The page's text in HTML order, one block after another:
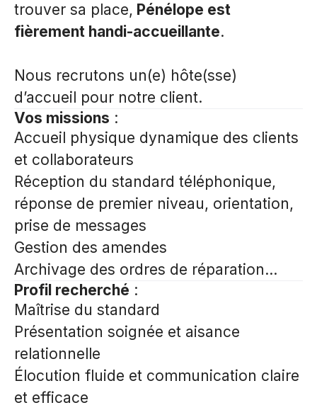
trouver sa place, Pénélope est
fièrement handi-accueillante.
Nous recrutons un(e) hôte(sse)
d’accueil pour notre client.
Vos missions :
Accueil physique dynamique des clients
et collaborateurs
Réception du standard téléphonique,
réponse de premier niveau, orientation,
prise de messages
Gestion des amendes
Archivage des ordres de réparation...
Profil recherché :
Maîtrise du standard
Présentation soignée et aisance
relationnelle
Élocution fluide et communication claire
et efficace